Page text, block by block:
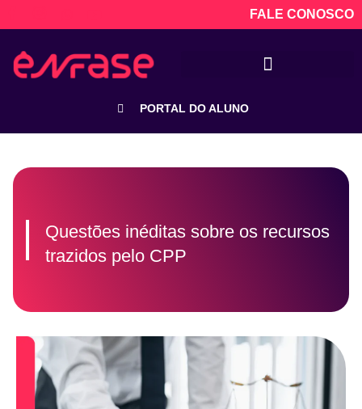
FALE CONOSCO
PORTAL DO ALUNO
Questões inéditas sobre os recursos
trazidos pelo CPP